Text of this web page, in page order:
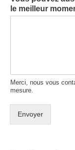
le meilleur
Merci, nous vous
mesure.
Envoyer